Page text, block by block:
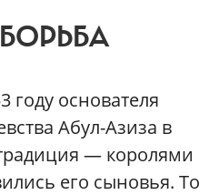
году основателя
Абул-Азиза в
— королями
его сыновья. То